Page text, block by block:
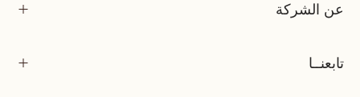
عن الشركة
تابعنــا